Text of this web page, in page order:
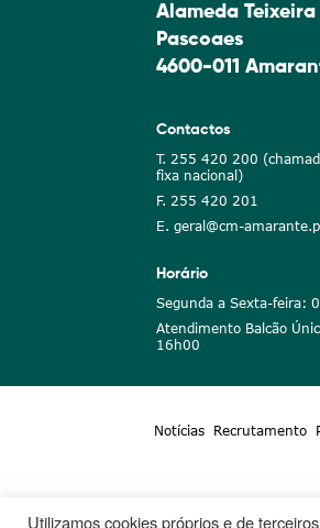
Alameda Teixeira
Pascoaes
4600-011
Contactos
T. 255 420 200
fixa nacional)
F. 255 420 201
E. geral@cm-
Horário
Segunda a Sexta-feira:
Atendimento Balcão
16h00
Notícias Recrutamento
Utilizamos cookies próprios e de